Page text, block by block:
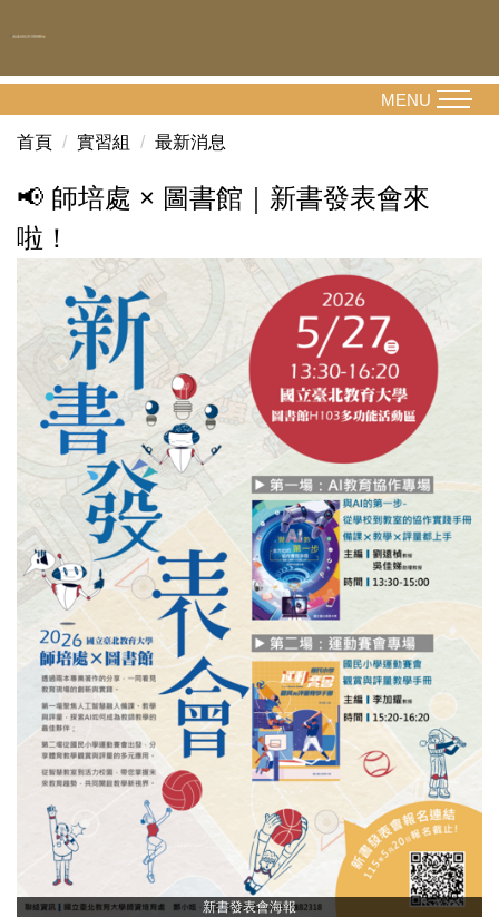
到
容
MENU
首頁 實習組 最新消息
📢 師培處 × 圖書館｜新書發表會來
啦！
新書發表會海報